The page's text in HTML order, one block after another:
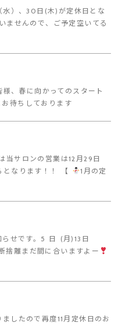
水）、30日(木)が定休日とな
ませんので、ご予定空いてる
、春に向かってのスタート
待ちしております
当サロンの営業は12月29日
となります！！ 【
1月の定
らせです。5 日 (月)13日
離まだ間に合いますよー
したので再度11月定休日のお